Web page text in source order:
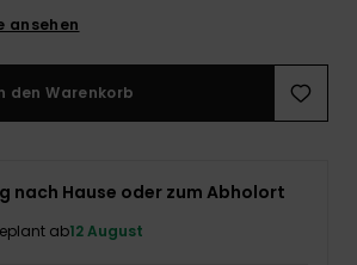
ansehen
den Warenkorb
nach Hause oder zum Abholort
ab12 August